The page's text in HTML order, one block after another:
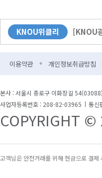
[학술도서]
기능성 쌀의 과학(개정
15,300원
KNOU위클리
[KNOU
[문화]대
이용약관 개인정보취급방침
본사 : 서울시 종로구 이화장길 54(03088)
사업자등록번호 : 208-82-03965
통신
COPYRIGHT ©
고객님은 안전거래를 위해 현금으로 결